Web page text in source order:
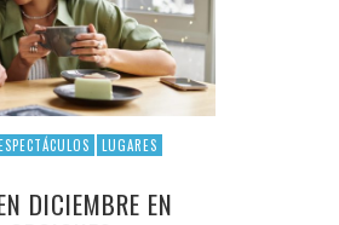
LUGARES
DICIEMBRE EN